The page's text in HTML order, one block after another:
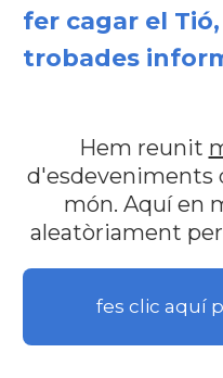
fer cagar el
trobades
Hem reunit
d'esdeveniments
món. Aquí en
aleatòriament
fes clic aquí